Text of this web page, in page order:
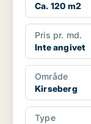
Ca. 120 m2
Pris pr. md.
Inte angivet
Område
Kirseberg
Type